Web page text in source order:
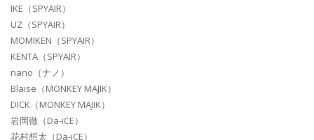
IKE（SPYAIR）
UZ（SPYAIR）
MOMIKEN（SPYAIR）
KENTA（SPYAIR）
nano（ナノ）
Blaise（MONKEY MAJIK）
DICK（MONKEY MAJIK）
岩岡徹（Da-iCE）
花村想太（Da-iCE）